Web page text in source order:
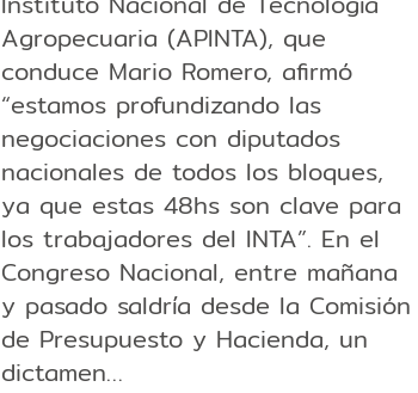
Agropecuaria (APINTA), que
conduce Mario Romero, afirmó
“estamos profundizando las
negociaciones con diputados
nacionales de todos los bloques,
ya que estas 48hs son clave para
los trabajadores del INTA”. En el
Congreso Nacional, entre mañana
y pasado saldría desde la Comisión
de Presupuesto y Hacienda, un
dictamen…